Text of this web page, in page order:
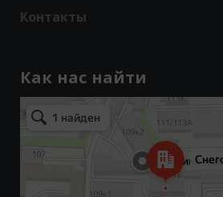
Контакты
Как нас найти
Снеговая улица, 109к3 — Яндекс Карты